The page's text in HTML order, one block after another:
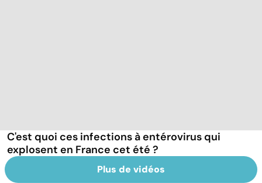
C'est quoi ces infections à entérovirus qui
explosent en France cet été ?
Plus de vidéos